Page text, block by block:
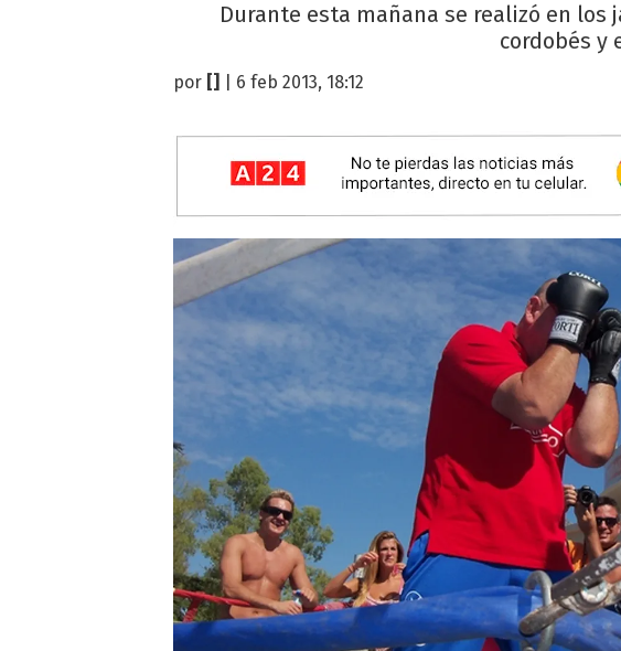
Durante esta mañana se realizó en
cordobés y
por | 6 feb 2013, 18:12